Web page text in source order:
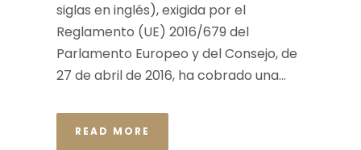
siglas en inglés), exigida por el
Reglamento (UE) 2016/679 del
Parlamento Europeo y del Consejo, de
27 de abril de 2016, ha cobrado una...
READ MORE